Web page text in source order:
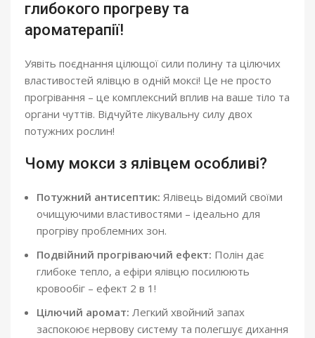
глибокого прогреву та
ароматерапії!
Уявіть поєднання цілющої сили полину та цілючих
властивостей ялівцю в одній моксі! Це не просто
прогрівання – це комплексний вплив на ваше тіло та
органи чуттів. Відчуйте лікувальну силу двох
потужних рослин!
Чому мокси з ялівцем особливі?
Потужний антисептик: Ялівець відомий своїми
очищуючими властивостями – ідеально для
прогріву проблемних зон.
Подвійний прогріваючий ефект: Полін дає
глибоке тепло, а ефіри ялівцю посилюють
кровообіг – ефект 2 в 1!
Цілючий аромат: Легкий хвойний запах
заспокоює нервову систему та полегшує дихання